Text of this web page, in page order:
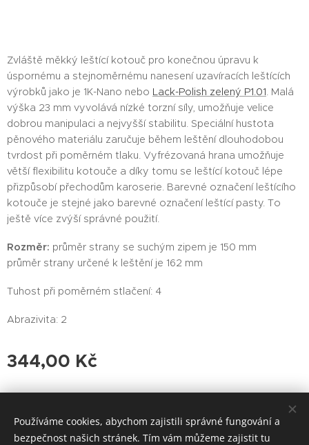
Zvláště měkký leštící kotouč pro konečnou úpravu k
úspornému a stejnoměrnému nanesení uzavíracích leštících
výrobků jako je 1K-Nano nebo Lack-Polish zelený P1.01. Malá
výška 23 mm vyvolává nízké torzní síly, umožňuje velice
dobrou manipulaci a nejvyšší stabilitu. Speciální hustota
pěnového materiálu zaručuje během leštění dlouhodobou
tvrdost při poměrném tlaku. Vyfrézovaná hrana umožňuje
větší flexibilitu kotouče a díky tomu se leštící kotouč lépe
přizpůsobí přechodům karoserie. Barevné označení leštícího
kotouče je stejné jako barevné označení leštící pasty. To
ještě více zvýší správné použití.
Rozměr: průměr strany se suchým zipem je 150 mm
průměr strany určené k leštění je 162 mm
Tuhost při poměrném stlačení: 4
Abrazivita: 2
344,00 Kč
Vytvořeno službouWebnode Cookies
Používáme cookies, abychom zajistili správné fungování a
bezpečnost našich stránek. Tím vám můžeme zajistit tu